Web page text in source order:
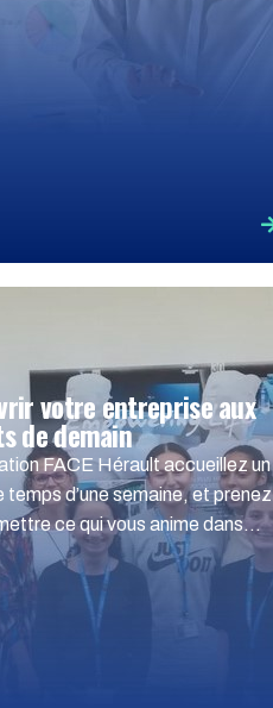
votre entreprise aux
de demain
FACE Hérault accueillez un
temps d’une semaine, et prenez
ce qui vous anime dans